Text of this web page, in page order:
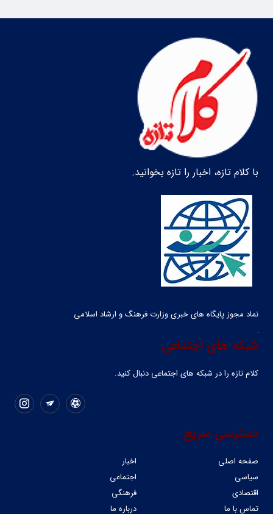
با کلام تازه، اخبار را تازه بخوانید.
نماد مجوز پایگاه های خبری وزارت فرهنگ و ارشاد اسلامی
شبکه های اجتماعی
کلام تازه را در شبکه ‌های اجتماعی دنبال کنید.
دسترسی سریع
صفحه اصلی
اخبار
سیاسی
اجتماعی
اقتصادی
فرهنگی
تماس با ما
درباره ما